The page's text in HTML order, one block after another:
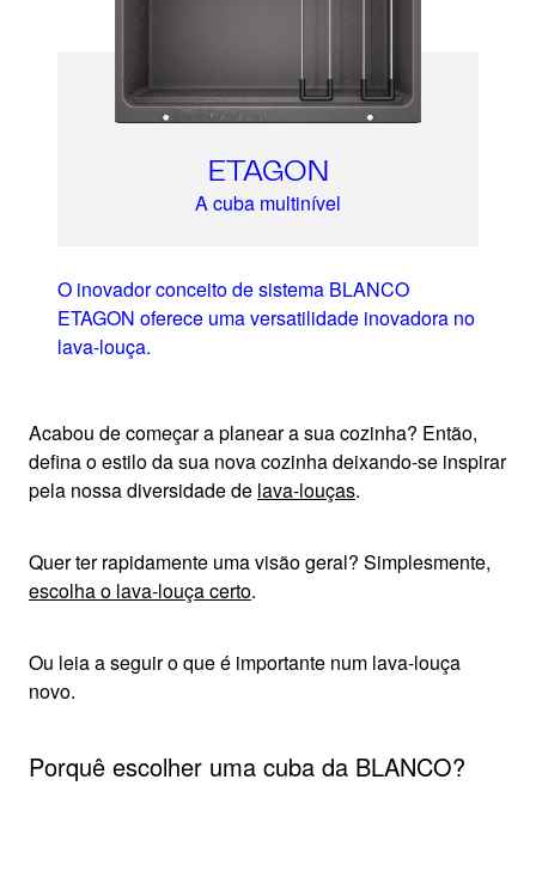
ETAGON
A cuba multinível
O inovador conceito de sistema BLANCO
ETAGON oferece uma versatilidade inovadora no
lava-louça.
Acabou de começar a planear a sua cozinha? Então,
defina o estilo da sua nova cozinha deixando-se inspirar
pela nossa diversidade de lava-louças.
Quer ter rapidamente uma visão geral? Simplesmente,
escolha o lava-louça certo.
Ou leia a seguir o que é importante num lava-louça
novo.
Porquê escolher uma cuba da BLANCO?